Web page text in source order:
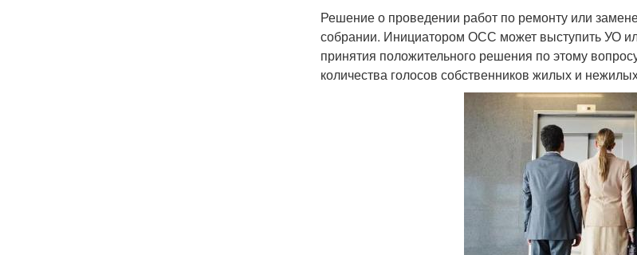
Решение о проведении работ по ремонту или
собрании. Инициатором ОСС может выступить УО
принятия положительного решения по этому
количества голосов собственников жилых и